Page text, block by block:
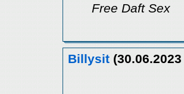
Free Daft Sex
Billysit